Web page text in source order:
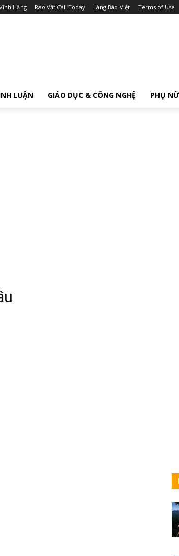
Hằng Rao Vặt Cali Today Làng Báo Việt Terms of Use
LUẬN GIÁO DỤC & CÔNG NGHỆ PHỤ NỮ